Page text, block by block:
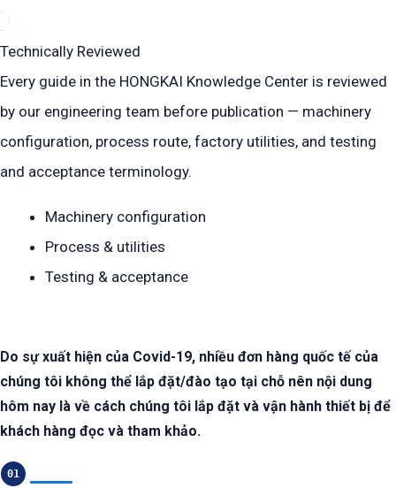
Technically Reviewed
Every guide in the HONGKAI Knowledge Center is reviewed
by our engineering team before publication — machinery
configuration, process route, factory utilities, and testing
and acceptance terminology.
Machinery configuration
Process & utilities
Testing & acceptance
Do sự xuất hiện của Covid-19, nhiều đơn hàng quốc tế của
chúng tôi không thể lắp đặt/đào tạo tại chỗ nên nội dung
hôm nay là về cách chúng tôi lắp đặt và vận hành thiết bị để
khách hàng đọc và tham khảo.
01